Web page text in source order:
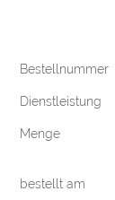
Bestellnummer
Dienstleistung
Menge
bestellt am